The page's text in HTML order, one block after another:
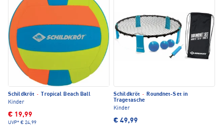
Schildkröt ·
Tropical Beach Ball
Kinder
€ 19,99
UVP* € 24,99
Schildkröt ·
Roundnet-Set in
Tragetasche
Kinder
€ 49,99